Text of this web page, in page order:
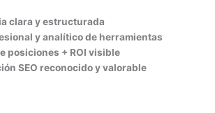
clara y estructurada
y analítico de herramientas
posiciones + ROI visible
SEO reconocido y valorable